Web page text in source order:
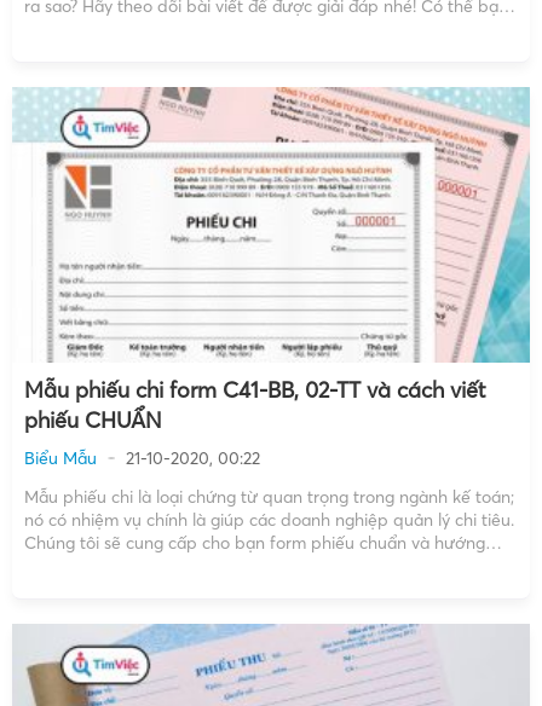
ra sao? Hãy theo dõi bài viết để được giải đáp nhé! Có thể bạn
Mẫu phiếu chi form C41-BB, 02-TT và cách viết
phiếu CHUẨN
Biểu Mẫu
21-10-2020, 00:22
Mẫu phiếu chi là loại chứng từ quan trọng trong ngành kế toán;
nó có nhiệm vụ chính là giúp các doanh nghiệp quản lý chi tiêu.
Chúng tôi sẽ cung cấp cho bạn form phiếu chuẩn và hướng